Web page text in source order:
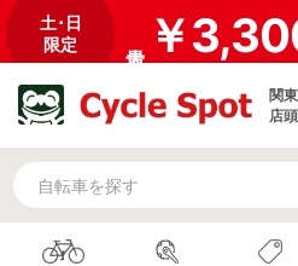
土･日
限定
￥
関
店